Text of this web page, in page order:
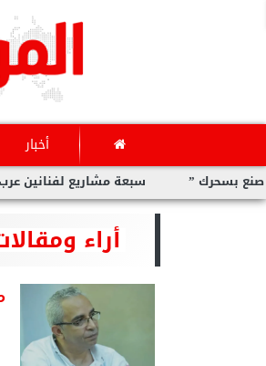
أخبار
سبعة مشاريع لفنانين عرب بدعم من
أراء